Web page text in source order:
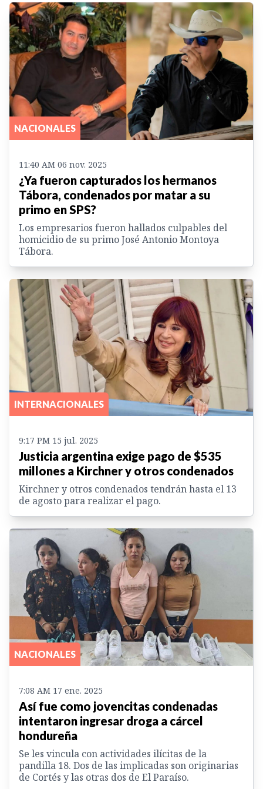
NACIONALES
11:40 AM 06 nov. 2025
¿Ya fueron capturados los hermanos
Tábora, condenados por matar a su
primo en SPS?
Los empresarios fueron hallados culpables del
homicidio de su primo José Antonio Montoya
Tábora.
INTERNACIONALES
9:17 PM 15 jul. 2025
Justicia argentina exige pago de $535
millones a Kirchner y otros condenados
Kirchner y otros condenados tendrán hasta el 13
de agosto para realizar el pago.
NACIONALES
7:08 AM 17 ene. 2025
Así fue como jovencitas condenadas
intentaron ingresar droga a cárcel
hondureña
Se les vincula con actividades ilícitas de la
pandilla 18. Dos de las implicadas son originarias
de Cortés y las otras dos de El Paraíso.